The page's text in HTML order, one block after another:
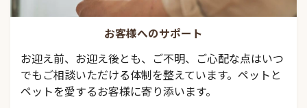
お客様へのサポート
お迎え前、お迎え後とも、ご不明、ご心配な点はいつ
でもご相談いただける体制を整えています。ペットと
ペットを愛するお客様に寄り添います。